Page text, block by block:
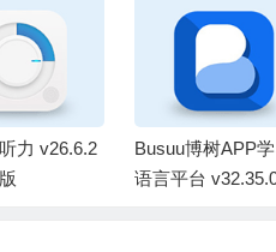
力 v26.6.2
Busuu博树APP
语言平台